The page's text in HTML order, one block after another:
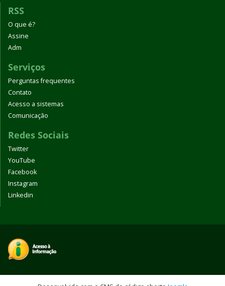
RSS
O que é?
Assine
Adm
Serviços
Perguntas frequentes
Contato
Acesso a sistemas
Comunicação
Redes Sociais
Twitter
YouTube
Facebook
Instagram
Linkedin